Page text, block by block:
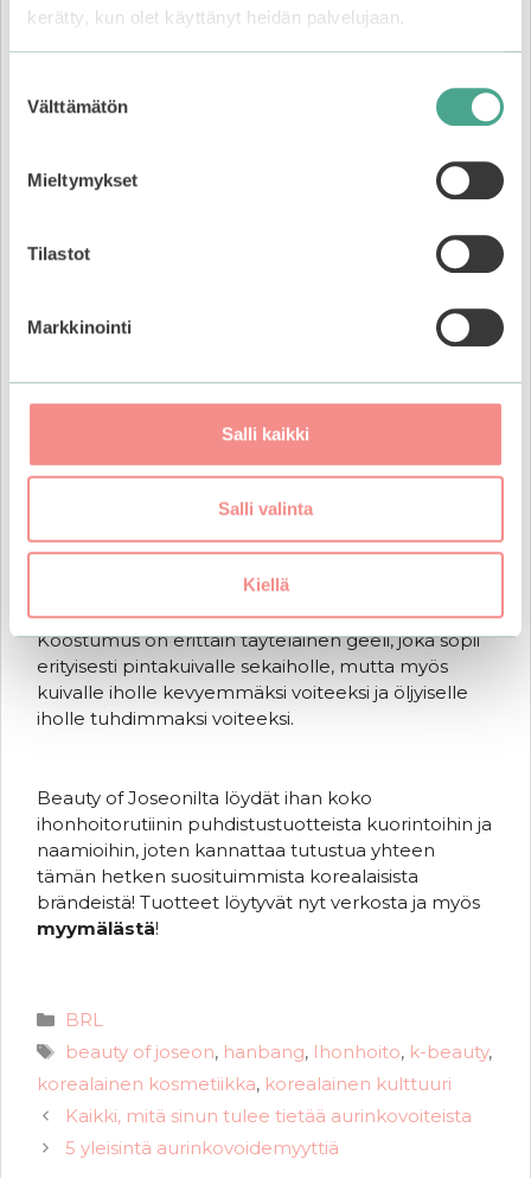
kerätty, kun olet käyttänyt heidän palvelujaan.
valinta
Välttämätön
Mieltymykset
Tilastot
Markkinointi
Salli kaikki
Salli valinta
Kiellä
Dynasty Creamon Beauty of Joseonin
ensimmäinen tuote ja siinä tiivistyykin brändin koko
5% elvyttävääginsengiä, 2% ravitsevaaskvalaania
niasiiniamidia
kokonaisvaltaiseen hoitamiseen.
Voide pyrkii tasapainottamaan ihon vesi-öljy-
tasapainon ja jättää hennon hehkun iholle.
Koostumus on erittäin täyteläinen geeli, joka sopii
erityisesti pintakuivalle sekaiholle, mutta myös
kuivalle iholle kevyemmäksi voiteeksi ja öljyiselle
iholle tuhdimmaksi voiteeksi.
Beauty of Joseonilta löydät ihan koko
ihonhoitorutiinin puhdistustuotteista kuorintoihin ja
naamioihin, joten kannattaa tutustua yhteen
tämän hetken suosituimmista korealaisista
brändeistä! Tuotteet löytyvät nyt verkosta ja myös
myymälästä!
Kategoriat
BRL
Avainsanat
beauty of joseon, hanbang, Ihonhoito, k-beauty,
korealainen kosmetiikka, korealainen kulttuuri
Kaikki, mitä sinun tulee tietää aurinkovoiteista
5 yleisintä aurinkovoidemyyttiä